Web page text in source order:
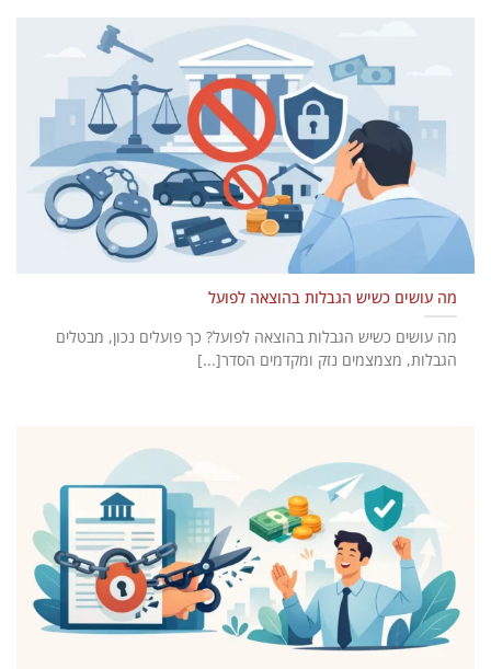
מה עושים כשיש הגבלות בהוצאה לפועל
מה עושים כשיש הגבלות בהוצאה לפועל? כך פועלים נכון, מבטלים
הגבלות, מצמצמים נזק ומקדמים הסדר[...]